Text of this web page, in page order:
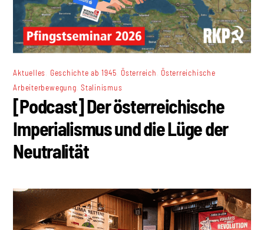
Aktuelles Geschichte ab 1945 Österreich Österreichische
Arbeiterbewegung ,Stalinismus
[Podcast] Der österreichische
Imperialismus und die Lüge der
Neutralität